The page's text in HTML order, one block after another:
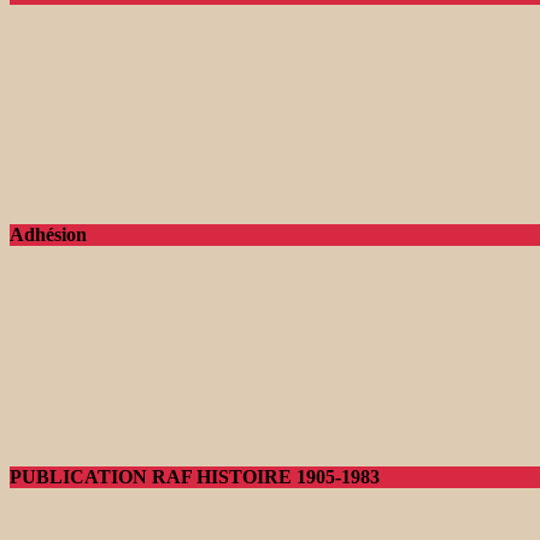
Adhésion
PUBLICATION RAF HISTOIRE 1905-1983